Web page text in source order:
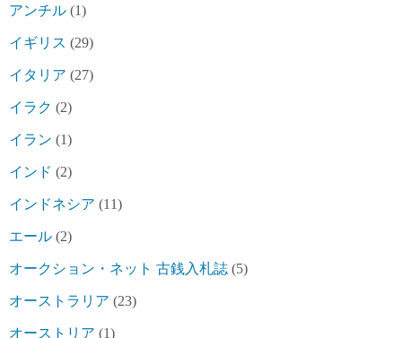
アンチル (1)
イギリス (29)
イタリア (27)
イラク (2)
イラン (1)
インド (2)
インドネシア (11)
エール (2)
オークション・ネット 古銭入札誌 (5)
オーストラリア (23)
オーストリア (1)